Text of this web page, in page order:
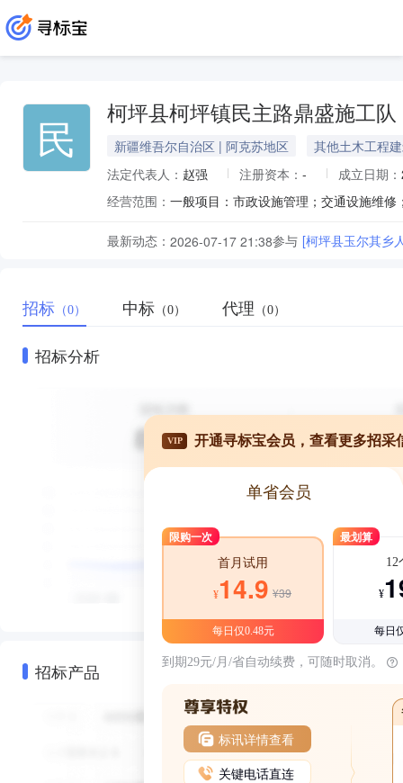
民 柯坪县柯坪镇民主路鼎盛施工队
新疆维吾尔自治区 | 阿克苏地区
其他土木工程
法定代表人： 赵强 注册资本： - 成立日期：
经营范围：
最新动态： 2026-07-17 21:38参与 [柯坪县玉尔其乡
招标 （0） 中标 （0） 代理 （0）
招标分析
招标产品
VIP 开通寻标宝会员，查看更多招采
单省会员
限购一次
首月试用
¥14.9 ¥39
每日仅0.48元
最划算
12
¥
每日
到期29元/月/省自动续费，可随时取消。
标讯详情查看
关键电话直连